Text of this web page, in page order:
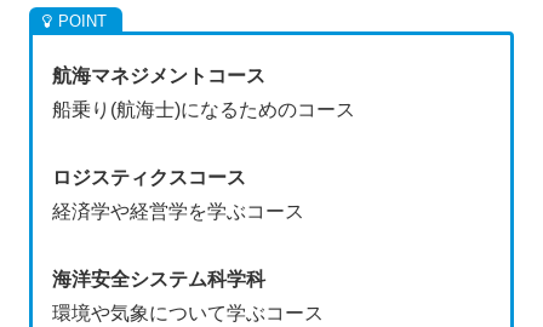
航海マネジメントコース
船乗り(航海士)になるためのコース
ロジスティクスコース
経済学や経営学を学ぶコース
海洋安全システム科学科
環境や気象について学ぶコース